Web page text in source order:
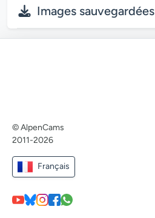
Images sauvegardées
© AlpenCams
2011-2026
Français